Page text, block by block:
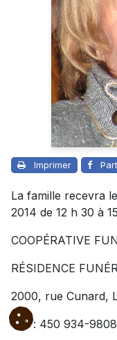
Imprimer
La famille recevra
2014 de 12 h 30 à
COOPÉRATIVE
RÉSIDENCE
2000, rue Cunard,
Tél. : 450 934-